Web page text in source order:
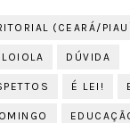
(CEARÁ/
DÚVIDA
É LEI!